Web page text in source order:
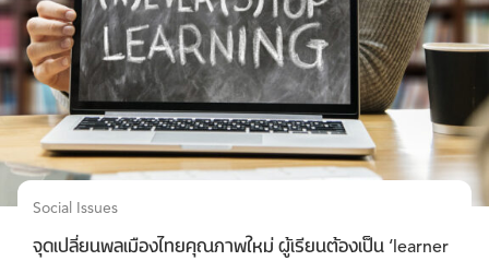
Social Issues
จุดเปลี่ยนพลเมืองไทยคุณภาพใหม่ ผู้เรียนต้องเป็น ‘learner